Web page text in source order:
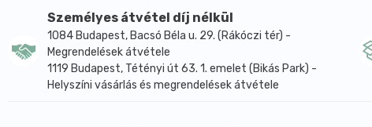
Személyes átvétel díj nélkül
1084 Budapest, Bacsó Béla u. 29. (Rákóczi tér) -
Megrendelések átvétele
1119 Budapest, Tétényi út 63. 1. emelet (Bikás Park) -
Helyszíni vásárlás és megrendelések átvétele